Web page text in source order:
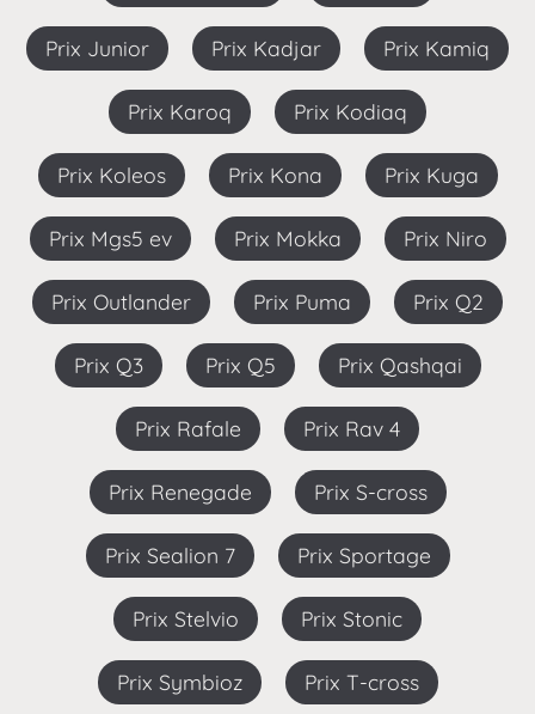
Prix Junior Prix Kadjar Prix Kamiq
Prix Karoq Prix Kodiaq
Prix Koleos Prix Kona Prix Kuga
Prix Mgs5 ev Prix Mokka Prix Niro
Prix Outlander Prix Puma Prix Q2
Prix Q3 Prix Q5 Prix Qashqai
Prix Rafale Prix Rav 4
Prix Renegade Prix S-cross
Prix Sealion 7 Prix Sportage
Prix Stelvio Prix Stonic
Prix Symbioz Prix T-cross